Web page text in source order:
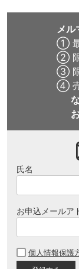
メル
① 最
② 限
③ 限
④ 売
氏名
お申込メールア
個人情報保護